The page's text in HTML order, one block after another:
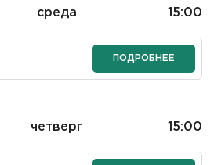
среда 15:00
ПОДРОБНЕЕ
четверг 15:00